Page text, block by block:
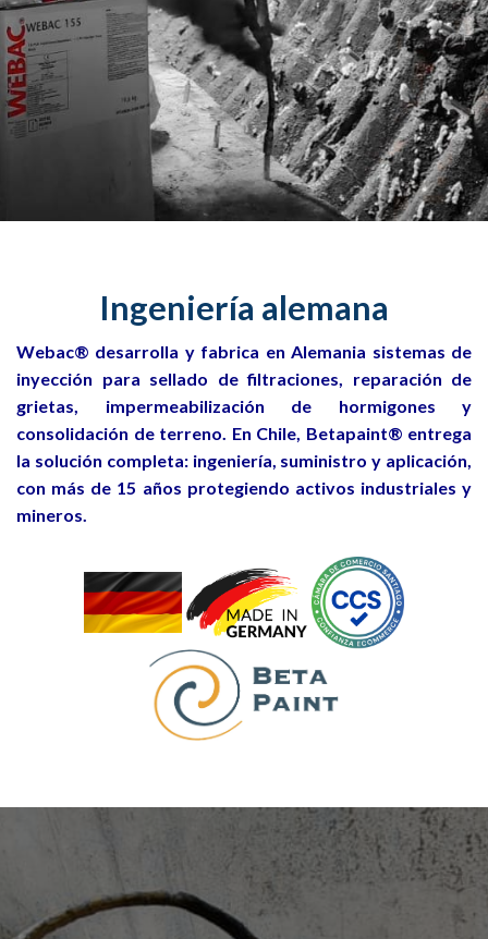
Ingeniería alemana
Webac® desarrolla y fabrica en Alemania sistemas de
inyección para sellado de filtraciones, reparación de
grietas, impermeabilización de hormigones y
consolidación de terreno. En Chile, Betapaint® entrega
la solución completa: ingeniería, suministro y aplicación,
con más de 15 años protegiendo activos industriales y
mineros.